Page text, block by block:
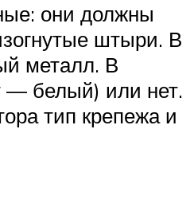
они должны
штыри. В
металл. В
— белый) или нет.
тип крепежа и